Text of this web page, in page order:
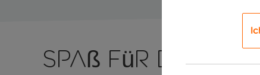
Spaß für die